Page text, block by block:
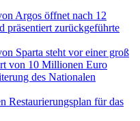
Argos öffnet nach 12
präsentiert zurückgeführte
Sparta steht vor einer groß
von 10 Millionen Euro
des Nationalen
Restaurierungsplan für das